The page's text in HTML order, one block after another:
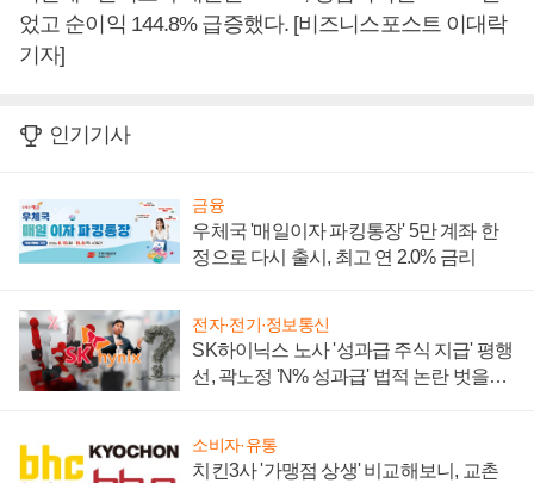
었고 순이익 144.8% 급증했다. [비즈니스포스트 이대락
기자]
인기기사
금융
우체국 '매일이자 파킹통장' 5만 계좌 한
정으로 다시 출시, 최고 연 2.0% 금리
전자·전기·정보통신
SK하이닉스 노사 '성과급 주식 지급' 평행
선, 곽노정 'N% 성과급' 법적 논란 벗을지
소비자·유통
치킨3사 '가맹점 상생' 비교해보니, 교촌